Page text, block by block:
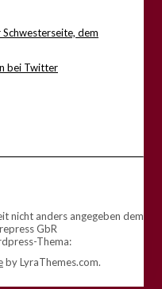
Schwesterseite, dem
bei Twitter
nicht anders angegeben dem
GbR
Thema:
by LyraThemes.com.